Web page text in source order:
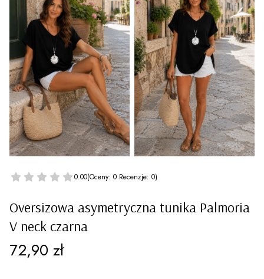
0.00(Oceny: 0 Recenzje: 0)
Oversizowa asymetryczna tunika Palmoria
V neck czarna
Cena
72,90 zł